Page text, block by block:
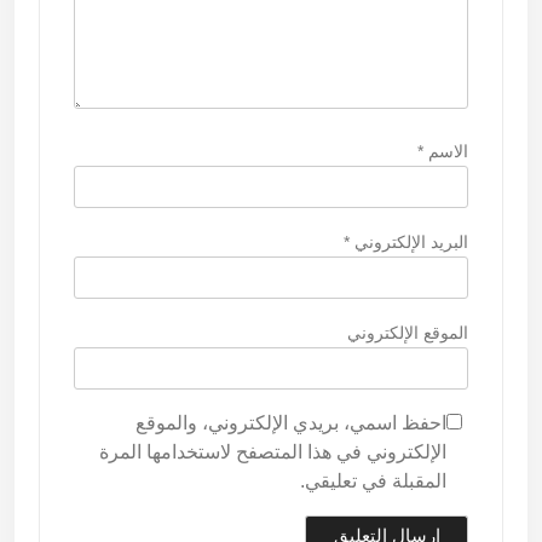
الاسم *
البريد الإلكتروني *
الموقع الإلكتروني
احفظ اسمي، بريدي الإلكتروني، والموقع
الإلكتروني في هذا المتصفح لاستخدامها المرة
المقبلة في تعليقي.